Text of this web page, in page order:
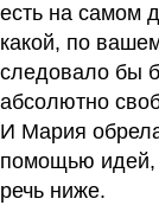
есть на самом
какой, по
следовало бы
абсолютно
И Мария
помощью идей,
речь ниже.